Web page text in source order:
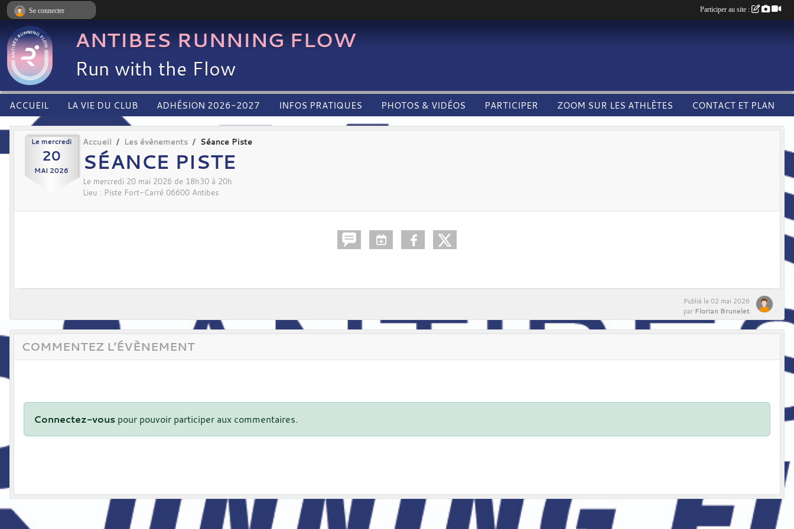
ANTIBES RUNNING FLOW
Run with the Flow
ACCUEIL LA VIE DU CLUB ADHÉSION 2026-2027 INFOS PRATIQUES PHOTOS & VIDÉOS PARTICIPER ZOOM SUR LES ATHLÈTES CONTACT ET PLAN
Le mercredi
20
MAI 2026
Accueil Les évènements Séance Piste
SÉANCE PISTE
Le mercredi 20 mai 2026 de 18h30 à 20h
Lieu : Piste Fort-Carré 06600 Antibes
Publié le 02 mai 2026
par Florian Brunelet
COMMENTEZ L’ÉVÈNEMENT
Connectez-vous pour pouvoir participer aux commentaires.
Se connecter Participer au site :
Panneau de gestion des cookies